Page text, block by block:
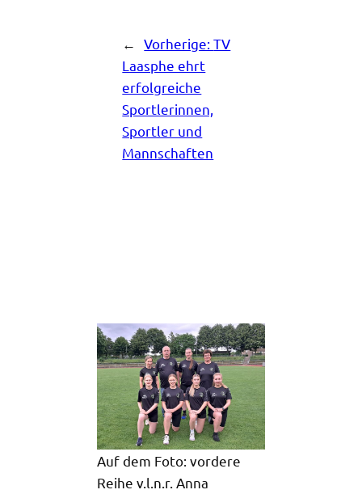
← Vorherige:TV
Laasphe ehrt
erfolgreiche
Sportlerinnen,
Sportler und
Mannschaften
Auf dem Foto: vordere
Reihe v.l.n.r. Anna